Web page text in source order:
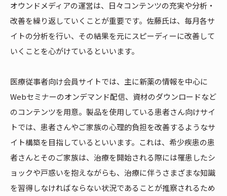
オウンドメディアの運営は、日々コンテンツの充実や分析・
改善を繰り返していくことが重要です。佐藤氏は、毎月各サ
イトの分析を行い、その結果を元にスピーディーに改善して
いくことを心がけているといいます。
医療従事者向け会員サイトでは、主に新薬の情報を中心に
Webセミナーのオンデマンド配信、資材のダウンロードなど
のコンテンツを用意。製品を使用している患者さん向けサイ
トでは、患者さんやご家族の心理的負担を改善するようなサ
イト構築を目指しているといいます。これは、希少疾患の患
者さんとそのご家族は、治療を開始される際には罹患したシ
ョックや戸惑いを抱えながらも、治療に伴うさまざまな知識
を習得しなければならない状況であることが推察されるため